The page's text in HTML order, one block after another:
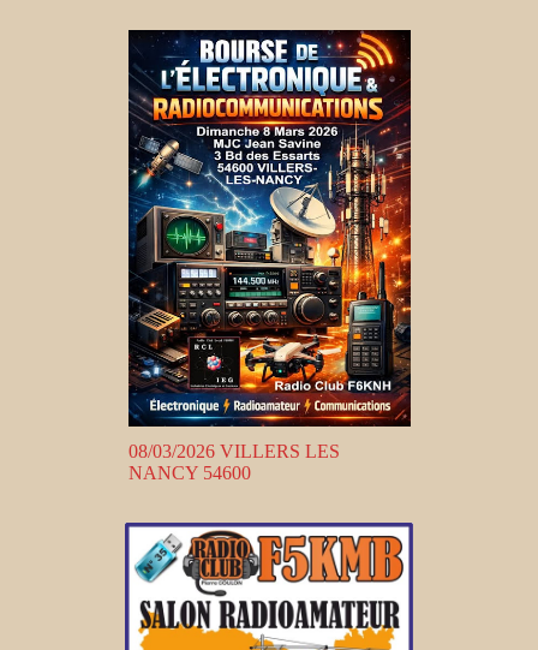
08/03/2026 VILLERS LES
NANCY 54600